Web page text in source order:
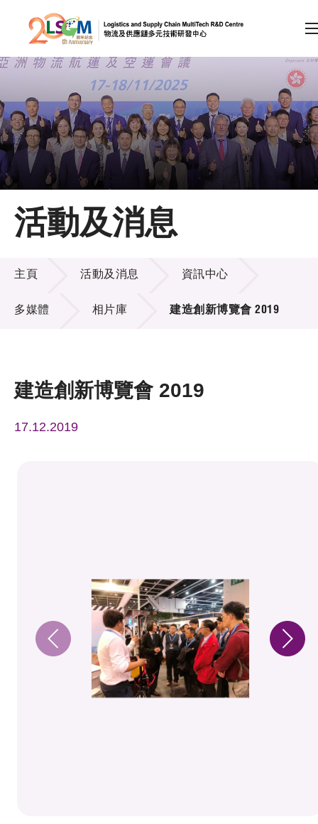
跳到內容（按回車鍵）
會員登入
A A EN 繁 简
主頁
關於LSCM
技術商品化
項目及資助計劃
活動及消息
活動及消息
活動及消息
主頁 活動及消息 資訊中心
多媒體 相片庫 建造創新博覽會 2019
建造創新博覽會 2019
17.12.2019